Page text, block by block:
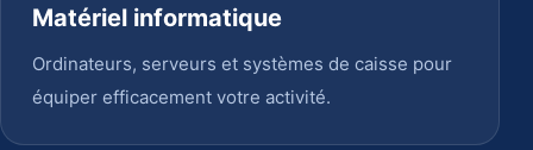
Matériel informatique
Ordinateurs, serveurs et systèmes de caisse pour
équiper efficacement votre activité.